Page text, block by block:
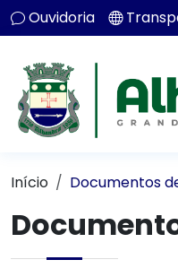
Ouvidoria
Início Documentos